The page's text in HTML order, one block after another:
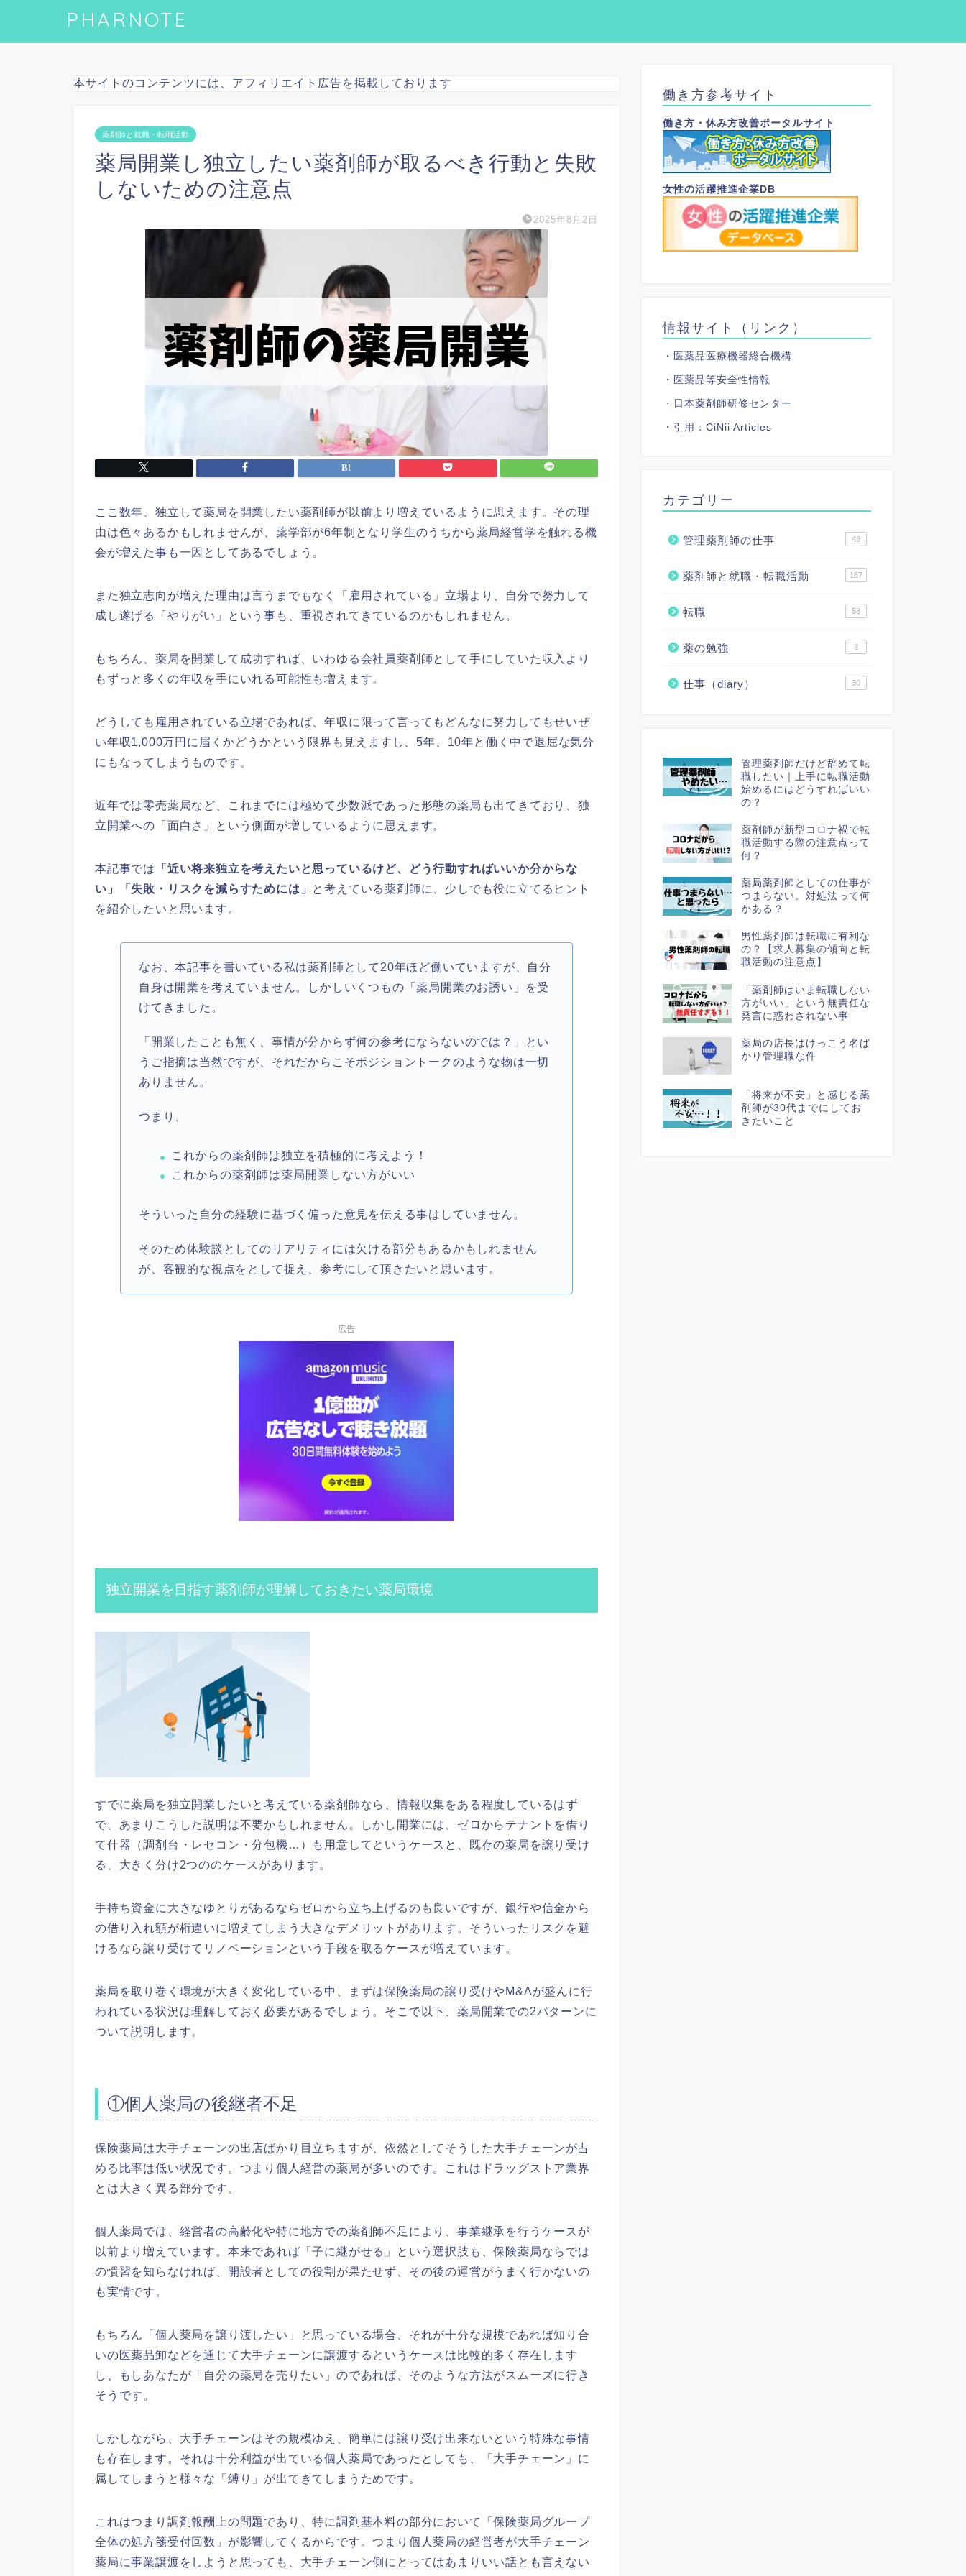
PHARNOTE
本サイトのコンテンツには、アフィリエイト広告を掲載しております
薬剤師と就職・転職活動
薬局開業し独立したい薬剤師が取るべき行動と失敗
しないための注意点
2025年8月2日
ここ数年、独立して薬局を開業したい薬剤師が以前より増えているように思えます。その理
由は色々あるかもしれませんが、薬学部が6年制となり学生のうちから薬局経営学を触れる機
会が増えた事も一因としてあるでしょう。
また独立志向が増えた理由は言うまでもなく「雇用されている」立場より、自分で努力して
成し遂げる「やりがい」という事も、重視されてきているのかもしれません。
もちろん、薬局を開業して成功すれば、いわゆる会社員薬剤師として手にしていた収入より
もずっと多くの年収を手にいれる可能性も増えます。
どうしても雇用されている立場であれば、年収に限って言ってもどんなに努力してもせいぜ
い年収1,000万円に届くかどうかという限界も見えますし、5年、10年と働く中で退屈な気分
にもなってしまうものです。
近年では零売薬局など、これまでには極めて少数派であった形態の薬局も出てきており、独
立開業への「面白さ」という側面が増しているように思えます。
本記事では
「近い将来独立を考えたいと思っているけど、どう行動すればいいか分からな
い」「失敗・リスクを減らすためには」 と考えている薬剤師に、少しでも役に立てるヒント
を紹介したいと思います。
なお、本記事を書いている私は薬剤師として20年ほど働いていますが、自分
自身は開業を考えていません。しかしいくつもの「薬局開業のお誘い」を受
けてきました。
「開業したことも無く、事情が分からず何の参考にならないのでは？」とい
うご指摘は当然ですが、それだからこそポジショントークのような物は一切
ありません。
つまり、
これからの薬剤師は独立を積極的に考えよう！
これからの薬剤師は薬局開業しない方がいい
そういった自分の経験に基づく偏った意見を伝える事はしていません。
そのため体験談としてのリアリティには欠ける部分もあるかもしれません
が、客観的な視点をとして捉え、参考にして頂きたいと思います。
広告
独立開業を目指す薬剤師が理解しておきたい薬局環境
すでに薬局を独立開業したいと考えている薬剤師なら、情報収集をある程度しているはず
で、あまりこうした説明は不要かもしれません。しかし開業には、ゼロからテナントを借り
て什器（調剤台・レセコン・分包機…）も用意してというケースと、既存の薬局を譲り受け
る、大きく分け2つののケースがあります。
手持ち資金に大きなゆとりがあるならゼロから立ち上げるのも良いですが、銀行や信金から
の借り入れ額が桁違いに増えてしまう大きなデメリットがあります。そういったリスクを避
けるなら譲り受けてリノベーションという手段を取るケースが増えています。
薬局を取り巻く環境が大きく変化している中、まずは保険薬局の譲り受けやM&Aが盛んに行
われている状況は理解しておく必要があるでしょう。そこで以下、薬局開業での2パターンに
ついて説明します。
①個人薬局の後継者不足
保険薬局は大手チェーンの出店ばかり目立ちますが、依然としてそうした大手チェーンが占
める比率は低い状況です。つまり個人経営の薬局が多いのです。これはドラッグストア業界
とは大きく異る部分です。
個人薬局では、経営者の高齢化や特に地方での薬剤師不足により、事業継承を行うケースが
以前より増えています。本来であれば「子に継がせる」という選択肢も、保険薬局ならでは
の慣習を知らなければ、開設者としての役割が果たせず、その後の運営がうまく行かないの
も実情です。
もちろん「個人薬局を譲り渡したい」と思っている場合、それが十分な規模であれば知り合
いの医薬品卸などを通じて大手チェーンに譲渡するというケースは比較的多く存在します
し、もしあなたが「自分の薬局を売りたい」のであれば、そのような方法がスムーズに行き
そうです。
しかしながら、大手チェーンはその規模ゆえ、簡単には譲り受け出来ないという特殊な事情
も存在します。それは十分利益が出ている個人薬局であったとしても、「大手チェーン」に
属してしまうと様々な「縛り」が出てきてしまうためです。
これはつまり調剤報酬上の問題であり、特に調剤基本料の部分において「保険薬局グループ
全体の処方箋受付回数」が影響してくるからです。つまり個人薬局の経営者が大手チェーン
薬局に事業譲渡をしようと思っても、大手チェーン側にとってはあまりいい話とも言えない
働き方参考サイト
働き方・休み方改善ポータルサイト
女性の活躍推進企業DB
情報サイト（リンク）
・医薬品医療機器総合機構
・医薬品等安全性情報
・日本薬剤師研修センター
・引用： CiNii Articles
カテゴリー
管理薬剤師の仕事 48
薬剤師と就職・転職活動 187
転職 58
薬の勉強 8
仕事（diary） 30
管理薬剤師だけど辞めて転
職したい｜上手に転職活動
始めるにはどうすればいい
の？
薬剤師が新型コロナ禍で転
職活動する際の注意点って
何？
薬局薬剤師としての仕事が
つまらない。対処法って何
かある？
男性薬剤師は転職に有利な
の？【求人募集の傾向と転
職活動の注意点】
「薬剤師はいま転職しない
方がいい」という無責任な
発言に惑わされない事
薬局の店長はけっこう名ば
かり管理職な件
「将来が不安」と感じる薬
剤師が30代までにしてお
きたいこと